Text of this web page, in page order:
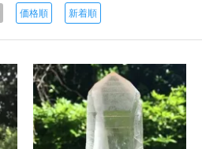
価格順 新着順